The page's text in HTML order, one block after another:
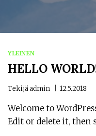
YLEINEN
HELLO
Tekijäadmin 12.5.2018
Welcome to
Edit or delete it, then